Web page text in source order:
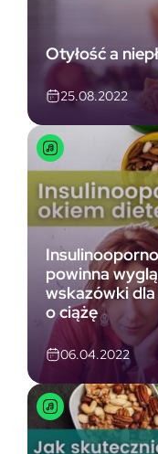
Otyłość a
25.08.2022
powinna
wskazówki
o ciążę
06.04.2022